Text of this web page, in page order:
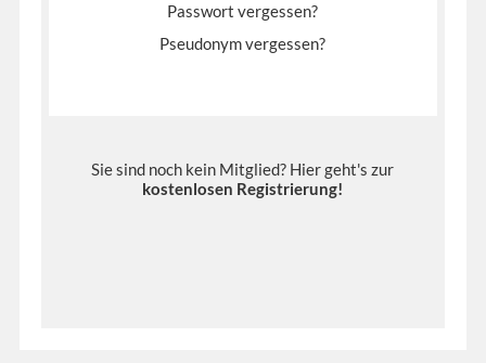
Passwort vergessen?
Pseudonym vergessen?
Sie sind noch kein Mitglied? Hier geht's zur
kostenlosen Registrierung!